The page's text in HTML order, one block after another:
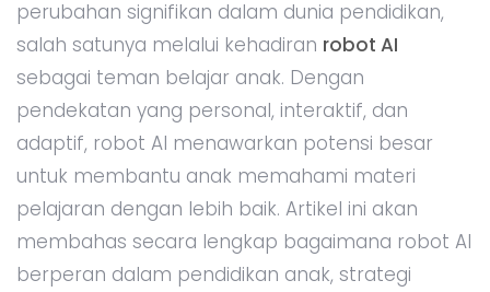
perubahan signifikan dalam dunia pendidikan,
salah satunya melalui kehadiran robot AI
sebagai teman belajar anak. Dengan
pendekatan yang personal, interaktif, dan
adaptif, robot AI menawarkan potensi besar
untuk membantu anak memahami materi
pelajaran dengan lebih baik. Artikel ini akan
membahas secara lengkap bagaimana robot AI
berperan dalam pendidikan anak, strategi